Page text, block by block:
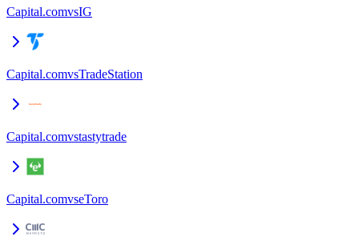
Capital.comvsIG
Capital.comvsTradeStation
Capital.comvstastytrade
Capital.comvseToro